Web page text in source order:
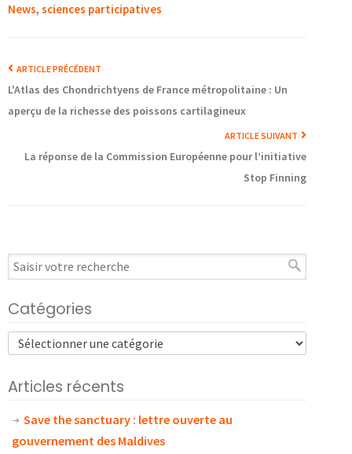
News, sciences participatives
ARTICLE PRÉCÉDENT
L'Atlas des Chondrichtyens de France métropolitaine : Un
aperçu de la richesse des poissons cartilagineux
ARTICLE SUIVANT
La réponse de la Commission Européenne pour l’initiative
Stop Finning
Catégories
Articles récents
Save the sanctuary : lettre ouverte au
gouvernement des Maldives